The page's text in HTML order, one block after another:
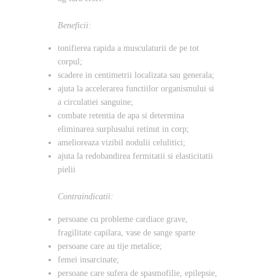
Beneficii:
tonifierea rapida a musculaturii de pe tot
corpul;
scadere in centimetrii localizata sau generala;
ajuta la accelerarea functiilor organismului si
a circulatiei sanguine;
combate retentia de apa si determina
eliminarea surplusului retinut in corp;
amelioreaza vizibil nodulii celulitici;
ajuta la redobandirea fermitatii si elasticitatii
pielii
Contraindicatii:
persoane cu probleme cardiace grave,
fragilitate capilara, vase de sange sparte
persoane care au tije metalice;
femei insarcinate;
persoane care sufera de spasmofilie, epilepsie,